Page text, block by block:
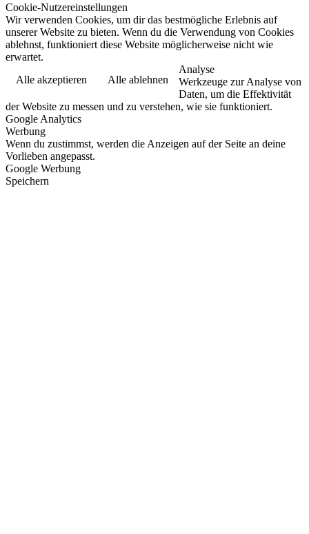
Cookie-Nutzereinstellungen
Wir verwenden Cookies, um dir das bestmögliche Erlebnis auf
unserer Website zu bieten. Wenn du die Verwendung von Cookies
ablehnst, funktioniert diese Website möglicherweise nicht wie
erwartet.
Alle akzeptieren
Alle ablehnen
Analyse
Werkzeuge zur Analyse von
Daten, um die Effektivität
der Website zu messen und zu verstehen, wie sie funktioniert.
Google Analytics
Werbung
Wenn du zustimmst, werden die Anzeigen auf der Seite an deine
Vorlieben angepasst.
Google Werbung
Speichern